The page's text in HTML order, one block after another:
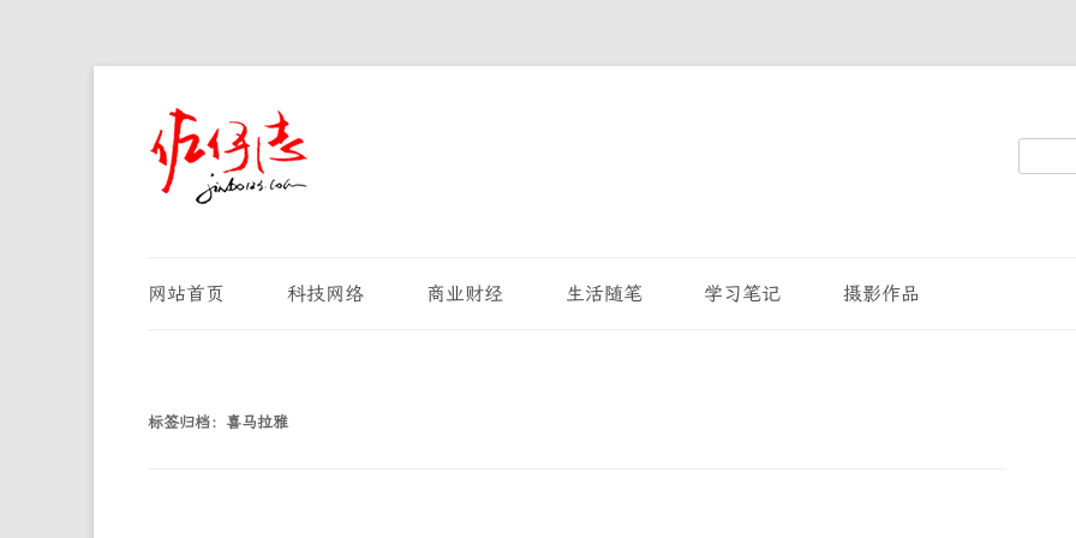
搜
网站首页 科技网络 商业财经 生活随笔 学习笔记 摄影作品
标签归档： 喜马拉雅